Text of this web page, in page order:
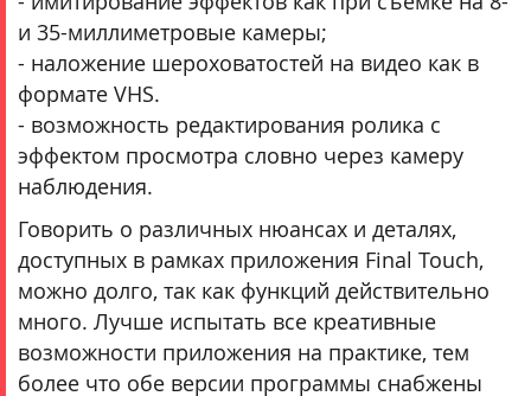
и 35-миллиметровые камеры;
- наложение шероховатостей на видео как в
формате VHS.
- возможность редактирования ролика с
эффектом просмотра словно через камеру
наблюдения.
Говорить о различных нюансах и деталях,
доступных в рамках приложения Final Touch,
можно долго, так как функций действительно
много. Лучше испытать все креативные
возможности приложения на практике, тем
более что обе версии программы снабжены